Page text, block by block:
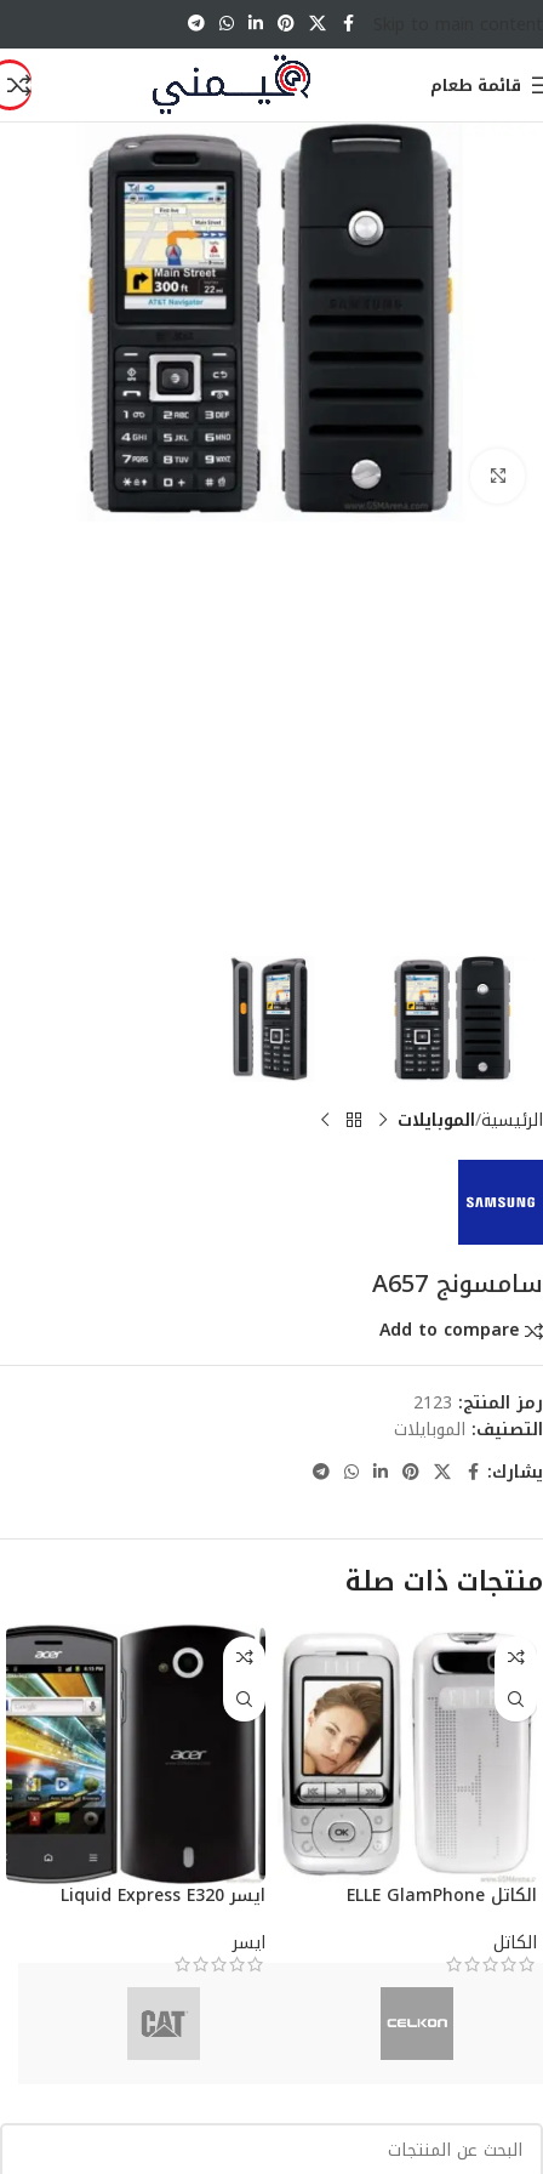
قائمة طعام
انقر للتكبير
الرئيسية الموبايلات
سامسونج A657
Add to compare
رمز المنتج: 2123
التصنيف: الموبايلات
يشارك:
منتجات ذات صلة
الكاتل ELLE GlamPhone
الكاتل
ايسر Liquid Express E320
ايسر